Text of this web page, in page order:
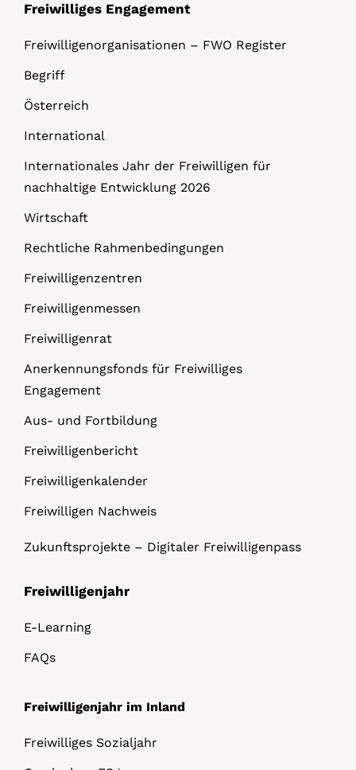
Freiwilliges Engagement
Freiwilligenorganisationen – FWO Register
Begriff
Österreich
International
Internationales Jahr der Freiwilligen für
nachhaltige Entwicklung 2026
Wirtschaft
Rechtliche Rahmenbedingungen
Freiwilligenzentren
Freiwilligenmessen
Freiwilligenrat
Anerkennungsfonds für Freiwilliges
Engagement
Aus- und Fortbildung
Freiwilligenbericht
Freiwilligenkalender
Freiwilligen Nachweis
Zukunftsprojekte – Digitaler Freiwilligenpass
Freiwilligenjahr
E-Learning
FAQs
Freiwilligenjahr im Inland
Freiwilliges Sozialjahr